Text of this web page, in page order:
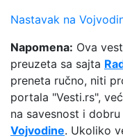
Nastavak na
Napomena: Ova
preuzeta sa sajta
preneta ručno, niti
portala "Vesti.rs",
na savesnost i
Vojvodine. Ukoliko